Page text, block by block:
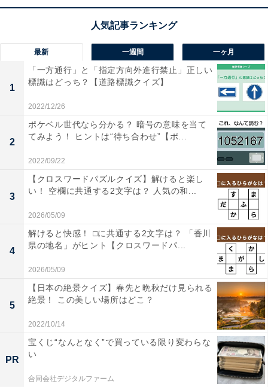
最新 一週間 一ヶ月
1
「一方通行」と「指定方向外進行禁止」正しい
標識はどっち？【道路標識クイズ】
2022/12/26
2
ポケベル世代なら分かる？ 暗号の意味を当て
てみよう！ ヒントは“待ち合わせ”【ポ...
2022/09/22
3
【クロスワードパズルクイズ】解けると楽し
い！ 空欄に共通する2文字は？ 人気の和...
2026/05/09
4
解けると快感！ □に共通する2文字は？ 「香川
県の地名」がヒント【クロスワードパ...
2026/05/09
5
【日本の絶景クイズ】春先と晩秋だけ見られる
絶景！ この美しい場所はどこ？
2022/10/14
PR
宝くじ“なんとなく”で買っている限り変わらな
い
合同会社デジタルファーム